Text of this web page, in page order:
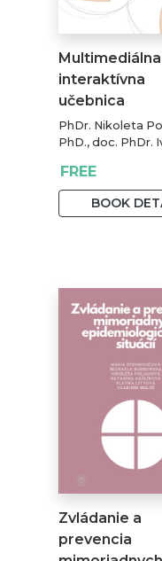
Multimediálna
interaktívna
učebnica
PhDr. Nikoleta
PhD., doc. PhDr.
Michaela
PhD., PhDr. Anna
Litvínová, PhD.,
FREE
BOOK
Zvládanie a
prevencia